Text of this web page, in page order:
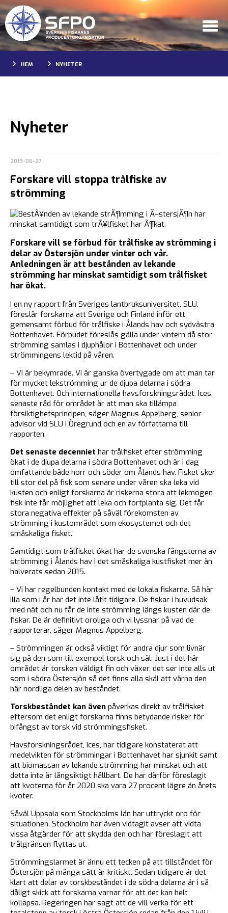
HEM NYHETER
Nyheter
2019-06-27
Forskare vill stoppa trålfiske av
strömming
Forskare vill se förbud för trålfiske av strömming i
delar av Östersjön under vinter och vår.
Anledningen är att bestånden av lekande
strömming har minskat samtidigt som trålfisket
har ökat.
I en ny rapport från Sveriges lantbruksuniversitet, SLU,
föreslår forskarna att Sverige och Finland inför ett
gemensamt förbud för trålfiske i Ålands hav och sydvästra
Bottenhavet. Förbudet föreslås gälla under vintern då stor
strömming samlas i djuphålor i Bottenhavet och under
strömmingens lektid på våren.
– Vi är bekymrade. Vi är ganska övertygade om att man tar
för mycket lekströmming ur de djupa delarna i södra
Bottenhavet. Och internationella havsforskningsrådet, Ices,
senaste råd för området är att man ska tillämpa
försiktighetsprincipen, säger Magnus Appelberg, senior
advisor vid SLU i Öregrund och en av författarna till
rapporten.
Det senaste decenniet har trålfisket efter strömming
ökat i de djupa delarna i södra Bottenhavet och är i dag
omfattande både norr och söder om Ålands hav. Fisket sker
till stor del på fisk som senare under våren ska leka vid
kusten och enligt forskarna är riskerna stora att lekmogen
fisk inte får möjlighet att leka och fortplanta sig. Det får
stora negativa effekter på såväl förekomsten av
strömming i kustområdet som ekosystemet och det
småskaliga fisket.
Samtidigt som trålfisket ökat har de svenska fångsterna av
strömming i Ålands hav i det småskaliga kustfisket mer än
halverats sedan 2015.
– Vi har regelbunden kontakt med de lokala fiskarna. Så här
illa som i år har det inte låtit tidigare. De fiskar i huvudsak
med nät och nu får de inte strömming längs kusten där de
fiskar. De är definitivt oroliga och vi lyssnar på vad de
rapporterar, säger Magnus Appelberg.
– Strömmingen är också viktigt för andra djur som livnär
sig på den som till exempel torsk och säl. Just i det här
området är torsken väldigt fin och växer, det ser inte alls ut
som i södra Östersjön så det finns alla skäl att värna den
här nordliga delen av beståndet.
Torskbeståndet kan även påverkas direkt av trålfisket
eftersom det enligt forskarna finns betydande risker för
bifångst av torsk vid strömmingsfisket.
Havsforskningsrådet, Ices, har tidigare konstaterat att
medelvikten för strömmingar i Bottenhavet har sjunkit samt
att biomassan av lekande strömming har minskat och att
detta inte är långsiktigt hållbart. De har därför föreslagit
att kvoterna för år 2020 ska vara 27 procent lägre än årets
kvoter.
Såväl Uppsala som Stockholms län har uttryckt oro för
situationen. Stockholm har även vidtagit avser att vidta
vissa åtgärder för att skydda den och har föreslagit att
trålgränsen flyttas ut.
Strömmingslarmet är ännu ett tecken på att tillståndet för
Östersjön på många sätt är kritiskt. Sedan tidigare är det
klart att delar av torskbeståndet i de södra delarna är i så
dåligt skick att forskarna varnar för att det kan helt
kollapsa. Regeringen har sagt att de vill verka för ett